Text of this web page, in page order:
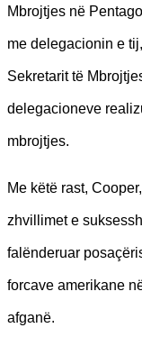
Mbrojtjes në
me delegacionin e
Sekretarit të
delegacioneve
mbrojtjes.
Me këtë rast,
zhvillimet e
falënderuar
forcave amerikane
afganë.